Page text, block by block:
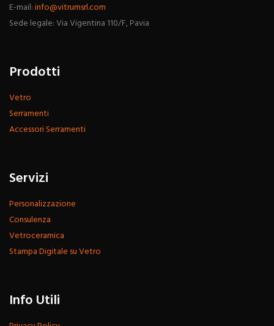
E-mail:info@vitrumsrl.com
Sede legale: Via Vigentina 110/F, Pavia
Prodotti
Vetro
Serramenti
Accessori Serramenti
Servizi
Personalizzazione
Consulenza
Vetroceramica
Stampa Digitale su Vetro
Info Utili